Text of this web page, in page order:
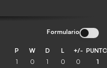
Formulario
P W D L +/-
1 0 1 0 0 1